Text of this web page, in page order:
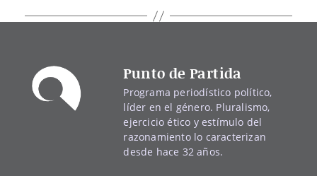
Punto de Partida
Programa periodístico político,
líder en el género. Pluralismo,
ejercicio ético y estímulo del
razonamiento lo caracterizan
desde hace 32 años.